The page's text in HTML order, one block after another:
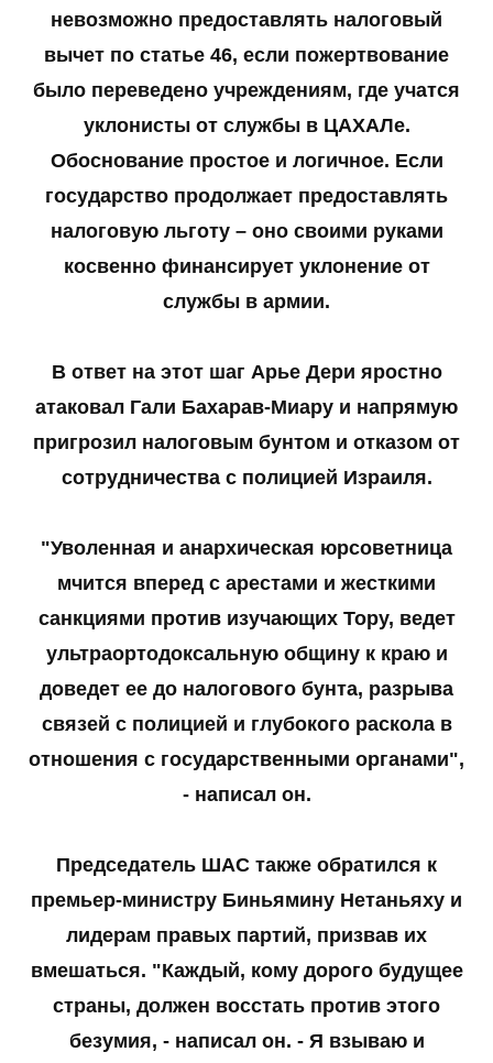
невозможно предоставлять налоговый
вычет по статье 46, если пожертвование
было переведено учреждениям, где учатся
уклонисты от службы в ЦАХАЛе.
Обоснование простое и логичное. Если
государство продолжает предоставлять
налоговую льготу – оно своими руками
косвенно финансирует уклонение от
службы в армии.
В ответ на этот шаг Арье Дери яростно
атаковал Гали Бахарав-Миару и напрямую
пригрозил налоговым бунтом и отказом от
сотрудничества с полицией Израиля.
"Уволенная и анархическая юрсоветница
мчится вперед с арестами и жесткими
санкциями против изучающих Тору, ведет
ультраортодоксальную общину к краю и
доведет ее до налогового бунта, разрыва
связей с полицией и глубокого раскола в
отношения с государственными органами",
- написал он.
Председатель ШАС также обратился к
премьер-министру Биньямину Нетаньяху и
лидерам правых партий, призвав их
вмешаться. "Каждый, кому дорого будущее
страны, должен восстать против этого
безумия, - написал он. - Я взываю и